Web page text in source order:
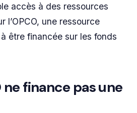
accès à des ressources
l’OPCO, une ressource
être financée sur les fonds
finance pas une